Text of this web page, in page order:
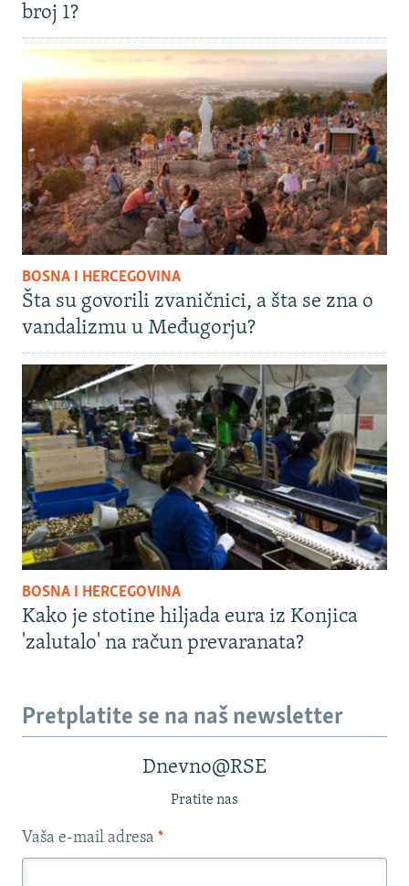
broj 1?
BOSNA I HERCEGOVINA
Šta su govorili zvaničnici, a šta se zna o
vandalizmu u Međugorju?
BOSNA I HERCEGOVINA
Kako je stotine hiljada eura iz Konjica
'zalutalo' na račun prevaranata?
Pretplatite se na naš newsletter
Dnevno@RSE
Pratite nas
Vaša e-mail adresa *